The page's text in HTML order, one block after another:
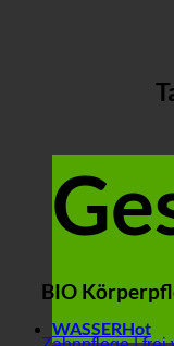
BIO
WASSER